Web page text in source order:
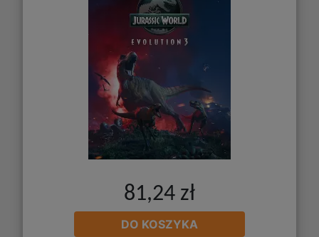
81,24 zł
DO KOSZYKA